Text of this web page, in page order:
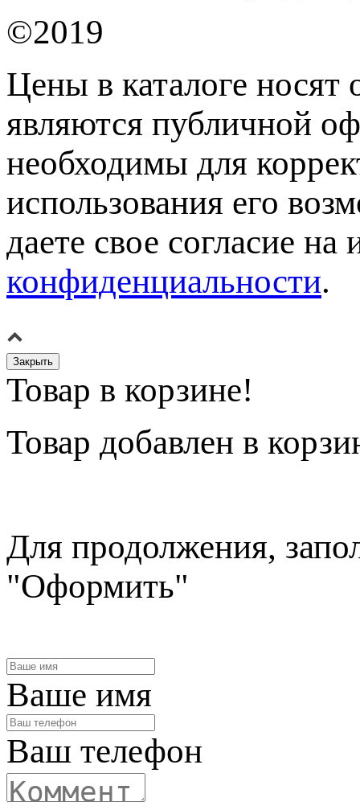
©2019
Цены в каталоге носят
являются публичной
необходимы для
использования его
даете свое согласие
конфиденциальности.
Закрыть
Товар в корзине!
Товар добавлен в
Для продолжения,
"Оформить"
Ваше имя
Ваш телефон